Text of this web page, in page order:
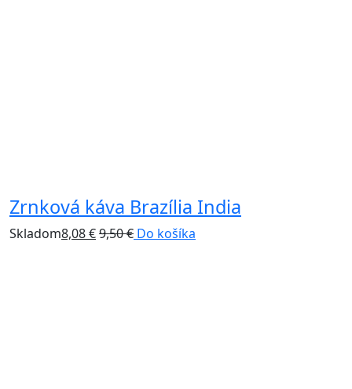
Zrnková káva Brazília India
Skladom8,08€9,50€ Do košíka